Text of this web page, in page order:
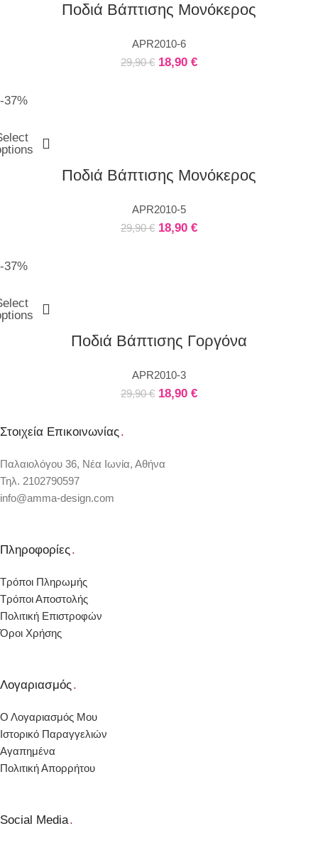
Ποδιά Βάπτισης Μονόκερος
APR2010-6
29,90€ 18,90 €
-37%
Ποδιά Βάπτισης Μονόκερος
APR2010-5
29,90€ 18,90 €
-37%
Ποδιά Βάπτισης Γοργόνα
APR2010-3
29,90€ 18,90 €
Στοιχεία Επικοινωνίας.
Παλαιολόγου 36, Νέα Ιωνία, Αθήνα
Τηλ. 2102790597
info@amma-design.com
Πληροφορίες.
Τρόποι Πληρωμής
Τρόποι Αποστολής
Πολιτική Επιστροφών
Όροι Χρήσης
Λογαριασμός.
Ο Λογαριασμός Μου
Ιστορικό Παραγγελιών
Αγαπημένα
Πολιτική Απορρήτου
Social Media.